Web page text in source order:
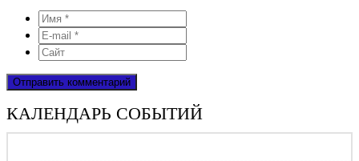
КАЛЕНДАРЬ СОБЫТИЙ